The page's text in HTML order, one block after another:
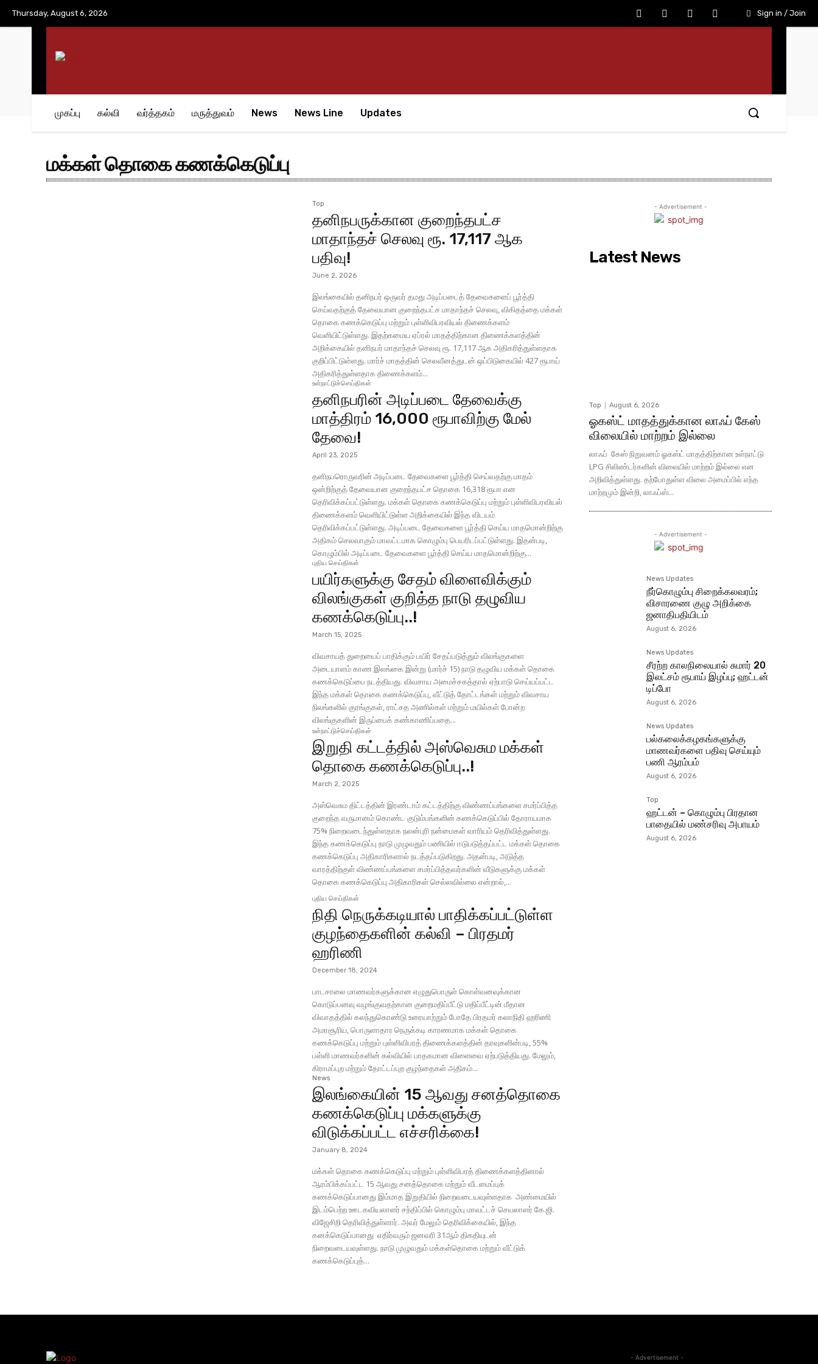
Thursday, August 6, 2026 Sign in / Join
முகப்பு கல்வி வர்த்தகம் மருத்துவம் News News Line Updates
மக்கள் தொகை கணக்கெடுப்பு
Top
தனிநபருக்கான குறைந்தபட்ச
மாதாந்தச் செலவு ரூ. 17,117 ஆக
பதிவு!
June 2, 2026
இலங்கையில் தனிநபர் ஒருவர் தமது அடிப்படைத் தேவைகளைப் பூர்த்தி
செய்வதற்குத் தேவையான குறைந்தபட்ச மாதாந்தச் செலவு, விகிதத்தை மக்கள்
தொகை கணக்கெடுப்பு மற்றும் புள்ளிவிபரவியல் திணைக்களம்
வெளியிட்டுள்ளது. இதற்கமைய ஏப்ரல் மாதத்திற்கான திணைக்களத்தின்
அறிக்கையில் தனிநபர் மாதாந்தச் செலவு ரூ. 17,117 ஆக அதிகரித்துள்ளதாக
குறிப்பிட்டுள்ளது. மார்ச் மாதத்தின் செலவீனத்துடன் ஒப்பிடுகையில் 427 ரூபாய்
அதிகரித்துள்ளதாக திணைக்களம்...
உள்நாட்டுச்செய்திகள்
தனிநபரின் அடிப்படை தேவைக்கு
மாத்திரம் 16,000 ரூபாவிற்கு மேல்
தேவை!
April 23, 2025
தனிநபரொருவரின் அடிப்படை தேவைகளை பூர்த்தி செய்வதற்கு மாதம்
ஒன்றிற்குத் தேவையான குறைந்தபட்ச தொகை 16,318 ரூபா என
தெரிவிக்கப்பட்டுள்ளது. மக்கள் தொகை கணக்கெடுப்பு மற்றும் புள்ளிவிபரவியல்
திணைக்களம் வெளியிட்டுள்ள அறிக்கையில் இந்த விடயம்
தெரிவிக்கப்பட்டுள்ளது. அடிப்படை தேவைகளை பூர்த்தி செய்ய மாதமொன்றிற்கு
அதிகம் செலவாகும் மாவட்டமாக கொழும்பு பெயரிடப்பட்டுள்ளது. இதன்படி,
கொழும்பில் அடிப்படை தேவைகளை பூர்த்தி செய்ய மாதமொன்றிற்கு...
புதிய செய்திகள்
பயிர்களுக்கு சேதம் விளைவிக்கும்
விலங்குகள் குறித்த நாடு தழுவிய
கணக்கெடுப்பு..!
March 15, 2025
விவசாயத் துறையைப் பாதிக்கும் பயிர் சேதப்படுத்தும் விலங்குகளை
அடையாளம் காண இலங்கை இன்று (மார்ச் 15) நாடு தழுவிய மக்கள் தொகை
கணக்கெடுப்பை நடத்தியது. விவசாய அமைச்சகத்தால் ஏற்பாடு செய்யப்பட்ட
இந்த மக்கள் தொகை கணக்கெடுப்பு, வீட்டுத் தோட்டங்கள் மற்றும் விவசாய
நிலங்களில் குரங்குகள், ராட்சத அணில்கள் மற்றும் மயில்கள் போன்ற
விலங்குகளின் இருப்பைக் கண்காணிப்பதை...
உள்நாட்டுச்செய்திகள்
இறுதி கட்டத்தில் அஸ்வெசும மக்கள்
தொகை கணக்கெடுப்பு..!
March 2, 2025
அஸ்வெசும திட்டத்தின் இரண்டாம் கட்டத்திற்கு விண்ணப்பங்களை சமர்ப்பித்த
குறைந்த வருமானம் கொண்ட குடும்பங்களின் கணக்கெடுப்பில் தோராயமாக
75% நிறைவடைந்துள்ளதாக நலன்புரி நன்மைகள் வாரியம் தெரிவித்துள்ளது.
இந்த கணக்கெடுப்பு நாடு முழுவதும் பணியில் ஈடுபடுத்தப்பட்ட மக்கள் தொகை
கணக்கெடுப்பு அதிகாரிகளால் நடத்தப்படுகிறது. அதன்படி, அடுத்த
வாரத்திற்குள் விண்ணப்பங்களை சமர்ப்பித்தவர்களின் வீடுகளுக்கு மக்கள்
தொகை கணக்கெடுப்பு அதிகாரிகள் செல்லவில்லை என்றால்,...
புதிய செய்திகள்
நிதி நெருக்கடியால் பாதிக்கப்பட்டுள்ள
குழந்தைகளின் கல்வி – பிரதமர்
ஹரிணி
December 18, 2024
பாடசாலை மாணவர்களுக்கான எழுதுபொருள் கொள்வனவுக்கான
கொடுப்பனவு வழங்குவதற்கான குறைமதிப்பீட்டு மதிப்பீட்டின் மீதான
விவாதத்தில் கலந்துகொண்டு உரையாற்றும் போதே பிரதமர் கலாநிதி ஹரிணி
அமரசூரிய, பொருளாதார நெருக்கடி காரணமாக மக்கள் தொகை
கணக்கெடுப்பு மற்றும் புள்ளிவிபரத் திணைக்களத்தின் தரவுகளின்படி, 55%
பள்ளி மாணவர்களின் கல்வியில் பாதகமான விளைவை ஏற்படுத்தியது. மேலும்,
கிராமப்புற மற்றும் தோட்டப்புற குழந்தைகள் அதிகம்...
News
இலங்கையின் 15 ஆவது சனத்தொகை
கணக்கெடுப்பு மக்களுக்கு
விடுக்கப்பட்ட எச்சரிக்கை!
January 8, 2024
மக்கள் தொகை கணக்கெடுப்பு மற்றும் புள்ளிவிபரத் திணைக்களத்தினால்
ஆரம்பிக்கப்பட்ட 15 ஆவது சனத்தொகை மற்றும் வீடமைப்புக்
கணக்கெடுப்பானது இம்மாத இறுதியில் நிறைவடையவுள்ளதாக அண்மையில்
இடம்பெற்ற ஊடகவியலாளர் சந்திப்பில் கொழும்பு மாவட்டச் செயலாளர் கே.ஜி.
விஜேசிறி தெரிவித்துள்ளார். அவர் மேலும் தெரிவிக்கையில், இந்த
கனக்கெடுப்பானது எதிர்வரும் ஜனவரி 31ஆம் திகதியுடன்
நிறைவடையவுள்ளது. நாடு முழுவதும் மக்கள்தொகை மற்றும் வீட்டுக்
கணக்கெடுப்புத்...
- Advertisement -
Latest News
Top August 6, 2026
ஓகஸ்ட் மாதத்துக்கான லாஃப் கேஸ்
விலையில் மாற்றம் இல்லை
லாஃப் கேஸ் நிறுவனம் ஓகஸ்ட் மாதத்திற்கான உள்நாட்டு
LPG சிலிண்டர்களின் விலையில் மாற்றம் இல்லை என
அறிவித்துள்ளது. தற்போதுள்ள விலை அமைப்பில் எந்த
மாற்றமும் இன்றி, லாஃப்ஸ்...
- Advertisement -
News Updates
நீர்கொழும்பு சிறைக்கலவரம்;
விசாரணை குழு அறிக்கை
ஜனாதிபதியிடம்
August 6, 2026
News Updates
சீரற்ற காலநிலையால் சுமார் 20
இலட்சம் ரூபாய் இழப்பு; ஹட்டன்
டிப்போ
August 6, 2026
News Updates
பல்கலைக்கழகங்களுக்கு
மாணவர்களை பதிவு செய்யும்
பணி ஆரம்பம்
August 6, 2026
Top
ஹட்டன் – கொழும்பு பிரதான
பாதையில் மண்சரிவு அபாயம்
August 6, 2026
- Advertisement -